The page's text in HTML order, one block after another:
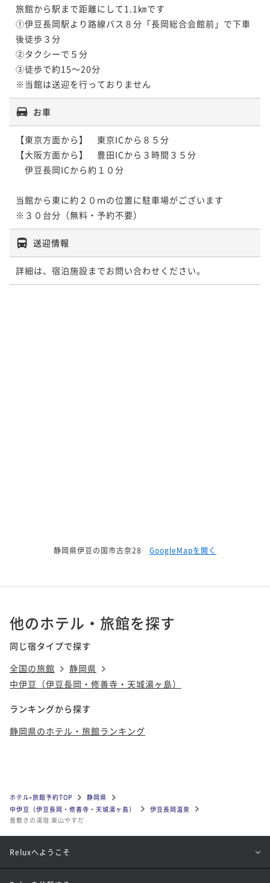
旅館から駅まで距離にして1.1㎞です
①伊豆長岡駅より路線バス８分「長岡総合会館前」で下車
後徒歩３分
②タクシーで５分
③徒歩で約15～20分
お車
【東京方面から】　東京ICから８５分
【大阪方面から】　豊田ICから３時間３５分
伊豆長岡ICから約１０分
当館から東に約２０ｍの位置に駐車場がございます
※３０台分（無料・予約不要）
送迎情報
詳細は、宿泊施設までお問い合わせください。
静岡県伊豆の国市古奈28 GoogleMapを開く
他のホテル・旅館を探す
同じ宿タイプで探す
全国の旅館
静岡県
中伊豆（伊豆長岡・修善寺・天城湯ヶ島）
ランキングから探す
静岡県のホテル・旅館ランキング
ホテル•旅館予約TOP
静岡県
中伊豆（伊豆長岡・修善寺・天城湯ヶ島）
伊豆長岡温泉
畳敷きの湯宿 楽山やすだ
Reluxへようこそ